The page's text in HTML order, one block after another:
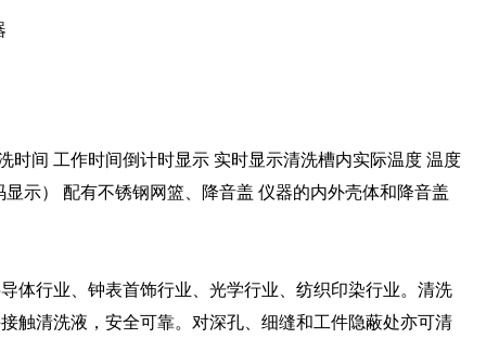
间 工作时间倒计时显示 实时显示清洗槽内实际温度 温度
示） 配有不锈钢网篮、降音盖 仪器的内外壳体和降音盖
体行业、钟表首饰行业、光学行业、纺织印染行业。清洗
触清洗液，安全可靠。对深孔、细缝和工件隐蔽处亦可清